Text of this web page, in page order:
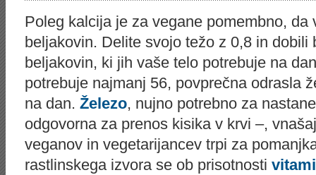
Poleg kalcija je za vegane pomembno, da
beljakovin. Delite svojo težo z 0,8 in dobili
beljakovin, ki jih vaše telo potrebuje na
potrebuje najmanj 56, povprečna odrasla
na dan. Železo, nujno potrebno za
odgovorna za prenos kisika v krvi –,
veganov in vegetarijancev trpi za
rastlinskega izvora se ob prisotnosti